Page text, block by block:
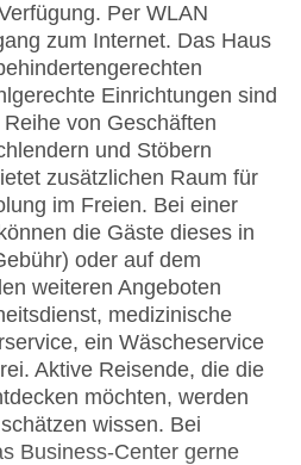
Per WLAN
zum Internet. Das Haus
Einrichtungen sind
von Geschäften
und Stöbern
zusätzlichen Raum für
im Freien. Bei einer
die Gäste dieses in
oder auf dem
weiteren Angeboten
medizinische
ein Wäscheservice
Aktive Reisende, die die
möchten, werden
wissen. Bei
Business-Center gerne